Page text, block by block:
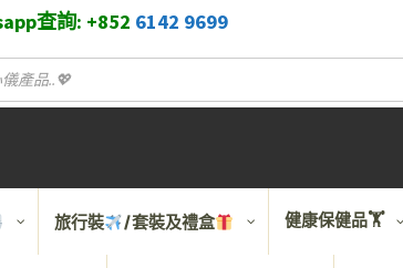
查詢: +852 6142 9699
旅行裝 /套裝及禮盒 健康保健品🏋️